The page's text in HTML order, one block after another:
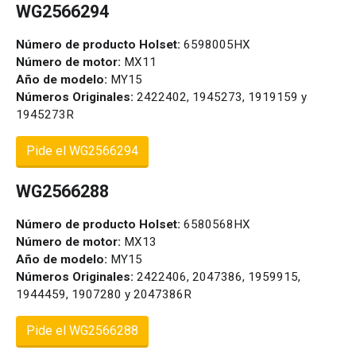
WG2566294
Número de producto Holset: 6598005HX
Número de motor: MX11
Año de modelo: MY15
Números Originales: 2422402, 1945273, 1919159 y
1945273R
Pide el WG2566294
WG2566288
Número de producto Holset: 6580568HX
Número de motor: MX13
Año de modelo: MY15
Números Originales: 2422406, 2047386, 1959915,
1944459, 1907280 y 2047386R
Pide el WG2566288